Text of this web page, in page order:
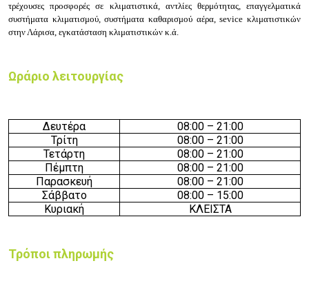
τρέχουσες προσφορές σε κλιματιστικά, αντλίες θερμότητας, επαγγελματικά
συστήματα κλιματισμού, συστήματα καθαρισμού αέρα, sevice κλιματιστικών
στην Λάρισα, εγκατάσταση κλιματιστικών κ.ά.
Ωράριο λειτουργίας
Δευτέρα 08:00 – 21:00
Τρίτη
08:00 – 21:00
Τετάρτη
08:00 – 21:00
Πέμπτη
08:00 – 21:00
Παρασκευή
08:00 – 21:00
Σάββατο
08:00 – 15:00
Κυριακή
ΚΛΕΙΣΤΑ
Τρόποι πληρωμής